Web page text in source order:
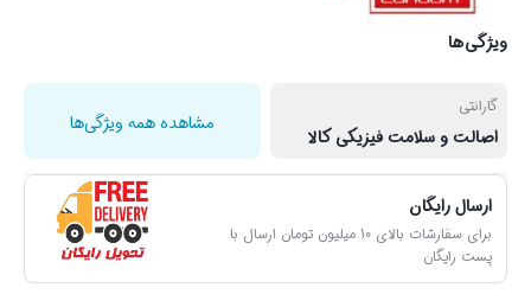
ویژگی‌ها
گارانتی
اصالت و سلامت فیزیکی کالا
مشاهده همه ویژگی‌ها
ارسال رایگان
برای سفارشات بالای 10 میلیون تومان ارسال با
پست رایگان